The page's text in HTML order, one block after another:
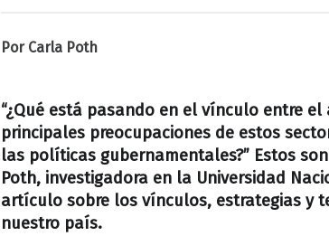
Por Carla Poth
“¿Qué está pasando en el vínculo entre
principales preocupaciones de estos
las políticas gubernamentales?” Estos
Poth, investigadora en la Universidad
artículo sobre los vínculos, estrategias y
nuestro país.